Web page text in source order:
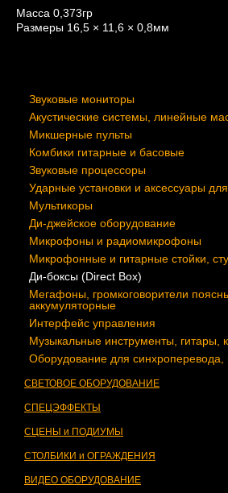
Масса 0 373гр
Размеры 16 5 × 11 6 × 0 8мм
Звуковые мониторы
Акустические системы, линейные
Микшерные пульты
Комбики гитарные и басовые
Звуковые процессоры
Ударные установки и аксессуары
Мультикоры
Ди-джейское оборудование
Микрофоны и радиомикрофоны
Микрофонные и гитарные стойки,
Ди-боксы (Direct Box)
Мегафоны, громкоговорители
аккумуляторные
Интерфейс управления
Музыкальные инструменты, гитары,
Оборудование для
СВЕТОВОЕ ОБОРУДОВАНИЕ
СПЕЦЭФФЕКТЫ
СЦЕНЫ и ПОДИУМЫ
СТОЛБИКИ и ОГРАЖДЕНИЯ
ВИДЕО ОБОРУДОВАНИЕ